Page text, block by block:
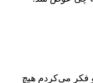
فکر می‌کردم هیچ